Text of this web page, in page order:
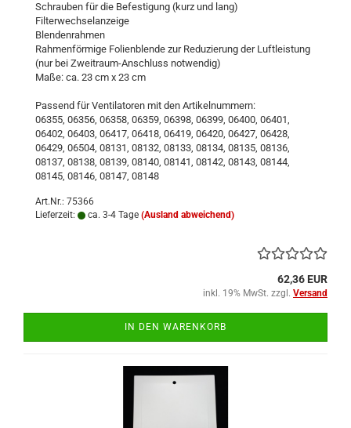
Schrauben für die Befestigung (kurz und lang)
Filterwechselanzeige
Blendenrahmen
Rahmenförmige Folienblende zur Reduzierung der Luftleistung
(nur bei Zweitraum-Anschluss notwendig)
Maße: ca. 23 cm x 23 cm
Passend für Ventilatoren mit den Artikelnummern:
06355, 06356, 06358, 06359, 06398, 06399, 06400, 06401,
06402, 06403, 06417, 06418, 06419, 06420, 06427, 06428,
06429, 06504, 08131, 08132, 08133, 08134, 08135, 08136,
08137, 08138, 08139, 08140, 08141, 08142, 08143, 08144,
08145, 08146, 08147, 08148
Art.Nr.: 75366
Lieferzeit:
ca. 3-4 Tage (Ausland abweichend)
62,36 EUR
inkl. 19% MwSt. zzgl. Versand
IN DEN WARENKORB